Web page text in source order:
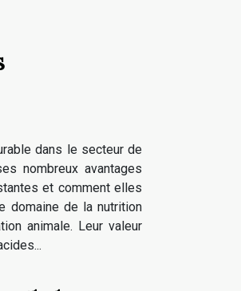
dans le secteur de
nombreux avantages
et comment elles
domaine de la nutrition
animale. Leur valeur